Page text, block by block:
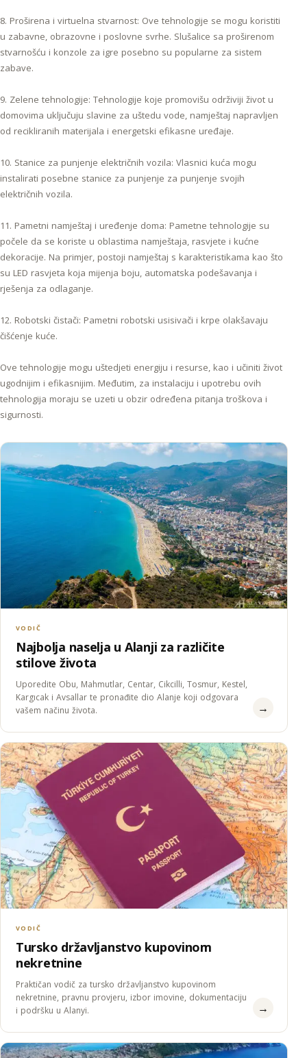
8. Proširena i virtuelna stvarnost: Ove tehnologije se mogu koristiti
u zabavne, obrazovne i poslovne svrhe. Slušalice sa proširenom
stvarnošću i konzole za igre posebno su popularne za sistem
zabave.
9. Zelene tehnologije: Tehnologije koje promovišu održiviji život u
domovima uključuju slavine za uštedu vode, namještaj napravljen
od recikliranih materijala i energetski efikasne uređaje.
10. Stanice za punjenje električnih vozila: Vlasnici kuća mogu
instalirati posebne stanice za punjenje za punjenje svojih
električnih vozila.
11. Pametni namještaj i uređenje doma: Pametne tehnologije su
počele da se koriste u oblastima namještaja, rasvjete i kućne
dekoracije. Na primjer, postoji namještaj s karakteristikama kao što
su LED rasvjeta koja mijenja boju, automatska podešavanja i
rješenja za odlaganje.
12. Robotski čistači: Pametni robotski usisivači i krpe olakšavaju
čišćenje kuće.
Ove tehnologije mogu uštedjeti energiju i resurse, kao i učiniti život
ugodnijim i efikasnijim. Međutim, za instalaciju i upotrebu ovih
tehnologija moraju se uzeti u obzir određena pitanja troškova i
sigurnosti.
VODIČ
Najbolja naselja u Alanji za različite
stilove života
Uporedite Obu, Mahmutlar, Centar, Cikcilli, Tosmur, Kestel,
Kargıcak i Avsallar te pronađite dio Alanje koji odgovara
vašem načinu života.
→
VODIČ
Tursko državljanstvo kupovinom
nekretnine
Praktičan vodič za tursko državljanstvo kupovinom
nekretnine, pravnu provjeru, izbor imovine, dokumentaciju
i podršku u Alanyi.
→